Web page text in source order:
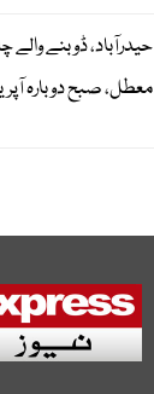
حیدرآباد، ڈوبنے
معطل، صبح دوبارہ